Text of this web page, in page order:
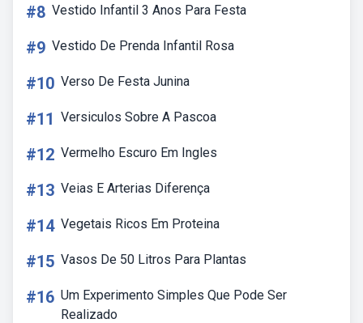
#8 Vestido Infantil 3 Anos Para Festa
#9 Vestido De Prenda Infantil Rosa
#10 Verso De Festa Junina
#11 Versiculos Sobre A Pascoa
#12 Vermelho Escuro Em Ingles
#13 Veias E Arterias Diferença
#14 Vegetais Ricos Em Proteina
#15 Vasos De 50 Litros Para Plantas
#16 Um Experimento Simples Que Pode Ser
Realizado